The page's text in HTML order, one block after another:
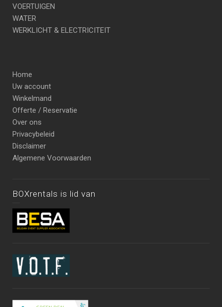
VOERTUIGEN
WATER
WERKLICHT & ELECTRICITEIT
Home
Uw account
Winkelmand
Offerte / Reservatie
Over ons
Privacybeleid
Disclaimer
Algemene Voorwaarden
BOXrentals is lid van